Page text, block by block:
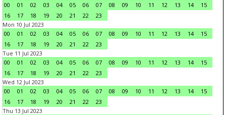
00
01 02 03 04 05 06 07 08 09 10 11 12 13 14
15
16
17 18 19 20 21 22
23
Mon 10 Jul 2023
00
01 02 03 04 05 06 07 08 09 10 11 12 13 14
15
16
17 18 19 20 21 22
23
Tue 11 Jul 2023
00
01 02 03 04 05 06 07 08 09 10 11 12 13 14
15
16
17 18 19 20 21 22
23
Wed 12 Jul 2023
00
01 02 03 04 05 06 07 08 09 10 11 12 13 14
15
16
17 18 19 20 21 22
23
Thu 13 Jul 2023